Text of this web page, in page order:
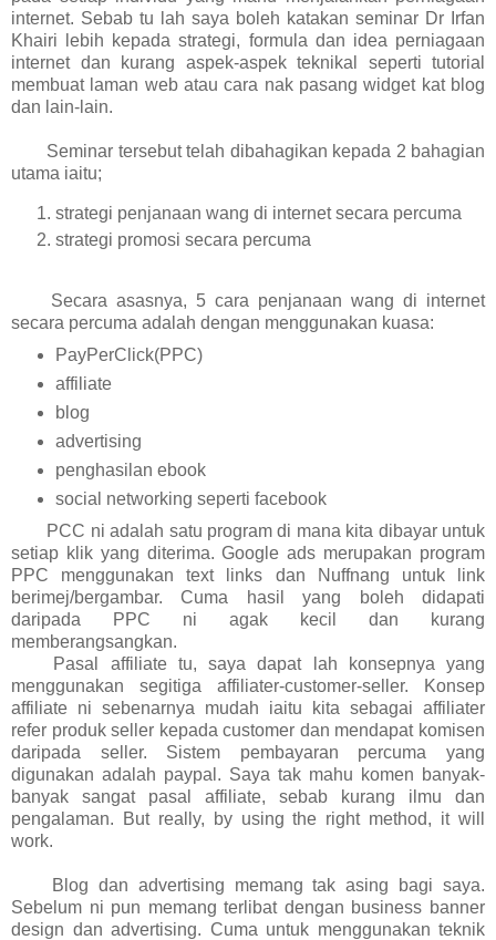
internet. Sebab tu lah saya boleh katakan seminar Dr Irfan
Khairi lebih kepada strategi, formula dan idea perniagaan
internet dan kurang aspek-aspek teknikal seperti tutorial
membuat laman web atau cara nak pasang widget kat blog
dan lain-lain.
Seminar tersebut telah dibahagikan kepada 2 bahagian
utama iaitu;
strategi penjanaan wang di internet secara percuma
strategi promosi secara percuma
Secara asasnya, 5 cara penjanaan wang di internet
secara percuma adalah dengan menggunakan kuasa:
PayPerClick(PPC)
affiliate
blog
advertising
penghasilan ebook
social networking seperti facebook
PCC ni adalah satu program di mana kita dibayar untuk
setiap klik yang diterima. Google ads merupakan program
PPC menggunakan text links dan Nuffnang untuk link
berimej/bergambar. Cuma hasil yang boleh didapati
daripada PPC ni agak kecil dan kurang
memberangsangkan.
Pasal affiliate tu, saya dapat lah konsepnya yang
menggunakan segitiga affiliater-customer-seller. Konsep
affiliate ni sebenarnya mudah iaitu kita sebagai affiliater
refer produk seller kepada customer dan mendapat komisen
daripada seller. Sistem pembayaran percuma yang
digunakan adalah paypal. Saya tak mahu komen banyak-
banyak sangat pasal affiliate, sebab kurang ilmu dan
pengalaman. But really, by using the right method, it will
work.
Blog dan advertising memang tak asing bagi saya.
Sebelum ni pun memang terlibat dengan business banner
design dan advertising. Cuma untuk menggunakan teknik